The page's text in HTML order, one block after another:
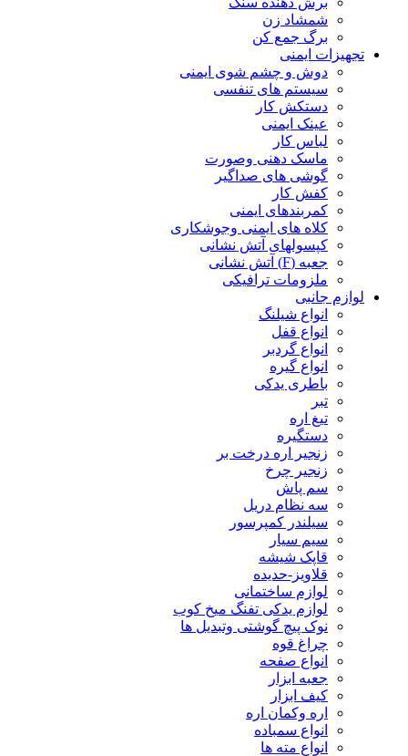
شمشاد زن
برگ جمع کن
تجهیزات ایمنی
دوش و چشم شوی ایمنی
سیستم های تنفسی
دستکش کار
عینک ایمنی
لباس کار
ماسک دهنی وصورت
گوشی های صداگیر
کفش کار
کمربندهای ایمنی
کلاه های ایمنی وجوشکاری
کپسولهای آتش نشانی
جعبه (F) آتش نشانی
ملزومات ترافیکی
لوازم جانبی
انواع شیلنگ
انواع قفل
انواع گردبر
انواع گیره
باطری یدکی
تبر
تیغ اره
دستگیره
زنجیر اره درخت بر
زنجیر چرخ
سم پاش
سه نظام دریل
سیلندر کمپرسور
سیم سیار
قاپک شیشه
قلاویز-حدیده
لوازم ساختمانی
لوازم یدکی تفنگ میخ کوب
نوک پیچ گوشتی وتبدیل ها
چراغ قوه
انواع صفحه
جعبه ابزار
کیف ابزار
اره وکمان اره
انواع سمباده
انواع مته ها